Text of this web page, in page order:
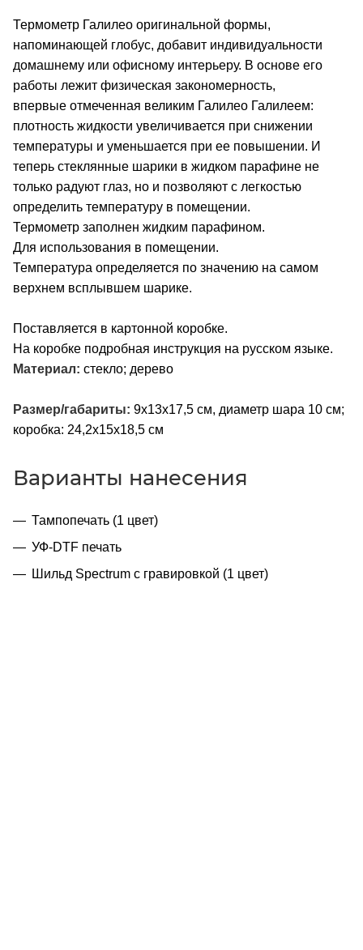
Термометр Галилео оригинальной формы,
напоминающей глобус, добавит индивидуальности
домашнему или офисному интерьеру. В основе его
работы лежит физическая закономерность,
впервые отмеченная великим Галилео Галилеем:
плотность жидкости увеличивается при снижении
температуры и уменьшается при ее повышении. И
теперь стеклянные шарики в жидком парафине не
только радуют глаз, но и позволяют с легкостью
определить температуру в помещении.
Термометр заполнен жидким парафином.
Для использования в помещении.
Температура определяется по значению на самом
верхнем всплывшем шарике.
Поставляется в картонной коробке.
На коробке подробная инструкция на русском языке.
Материал: стекло; дерево
Размер/габариты: 9х13х17,5 см, диаметр шара 10 см;
коробка: 24,2x15x18,5 см
Варианты нанесения
Тампопечать (1 цвет)
УФ-DTF печать
Шильд Spectrum с гравировкой (1 цвет)